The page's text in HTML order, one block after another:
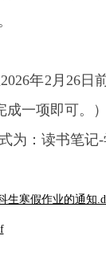
2026年2 月26 日
一项即可。）
为：读书笔记-
生寒假作业的通知